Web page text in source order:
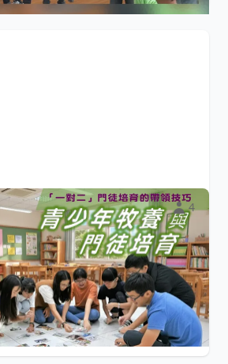
4
門徒培育
青少年牧養的體質，設計符合教會需求
「一位輔導帶領兩位青...
$500